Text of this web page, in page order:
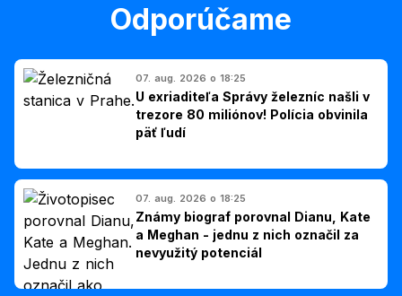
Odporúčame
07. aug. 2026 o 18:25
U exriaditeľa Správy železníc našli v
trezore 80 miliónov! Polícia obvinila
päť ľudí
07. aug. 2026 o 18:25
Známy biograf porovnal Dianu, Kate
a Meghan - jednu z nich označil za
nevyužitý potenciál